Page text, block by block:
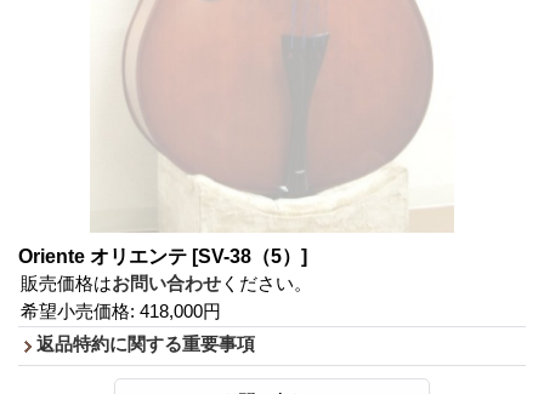
Oriente オリエンテ [SV-38（5）]
販売価格はお問い合わせ ください。
希望小売価格: 418,000円
返品特約に関する重要事項